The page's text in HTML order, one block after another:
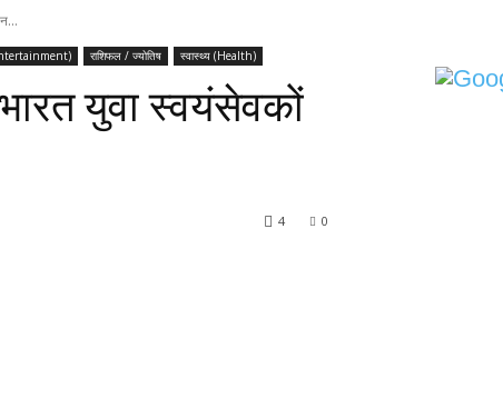
राशिफल / ज्योतिष स्वास्थ्य (Health)
युवा स्वयंसेवकों
0
4